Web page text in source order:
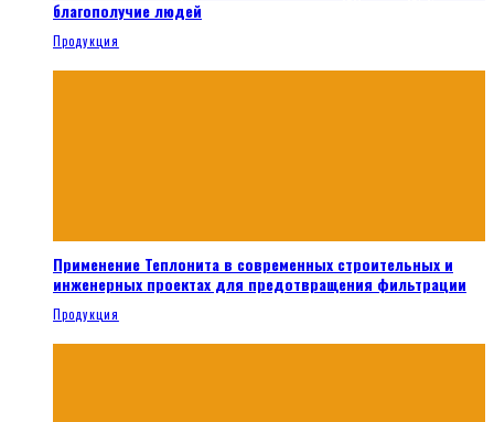
благополучие людей
Продукция
Применение Теплонита в современных строительных и
инженерных проектах для предотвращения фильтрации
Продукция